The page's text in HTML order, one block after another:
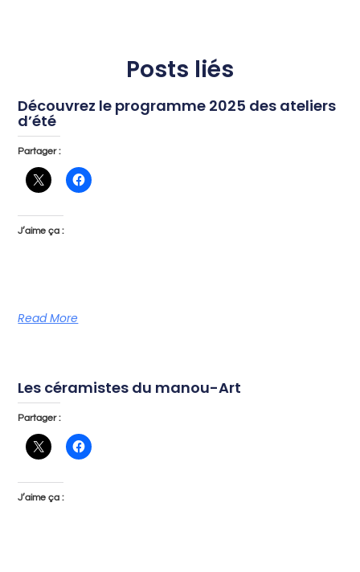
Posts liés
Découvrez le programme 2025 des ateliers
d’été
Partager :
J’aime ça :
Read More
Les céramistes du manou-Art
Partager :
J’aime ça :